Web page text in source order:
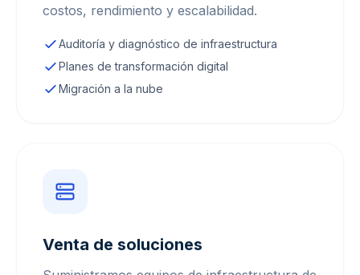
costos, rendimiento y escalabilidad.
Auditoría y diagnóstico de infraestructura
Planes de transformación digital
Migración a la nube
Venta de soluciones